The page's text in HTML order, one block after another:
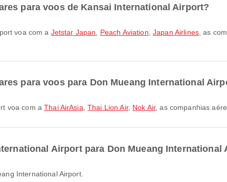
para voos de Kansai International Airport?
voa com a Jetstar Japan Peach Aviation ,Japan Airlines, as
para voos para Don Mueang International
voa com aThai AirAsia ,Thai Lion Air, Nok Air, as companhias
Airport para Don Mueang International
International Airport.